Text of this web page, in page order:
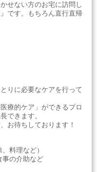
せない方のお宅に訪問し
です。もちろん直行直帰
りに必要なケアを行って
療的ケア」ができるプロ
できます。
お待ちしております！
料理など）
事の介助など